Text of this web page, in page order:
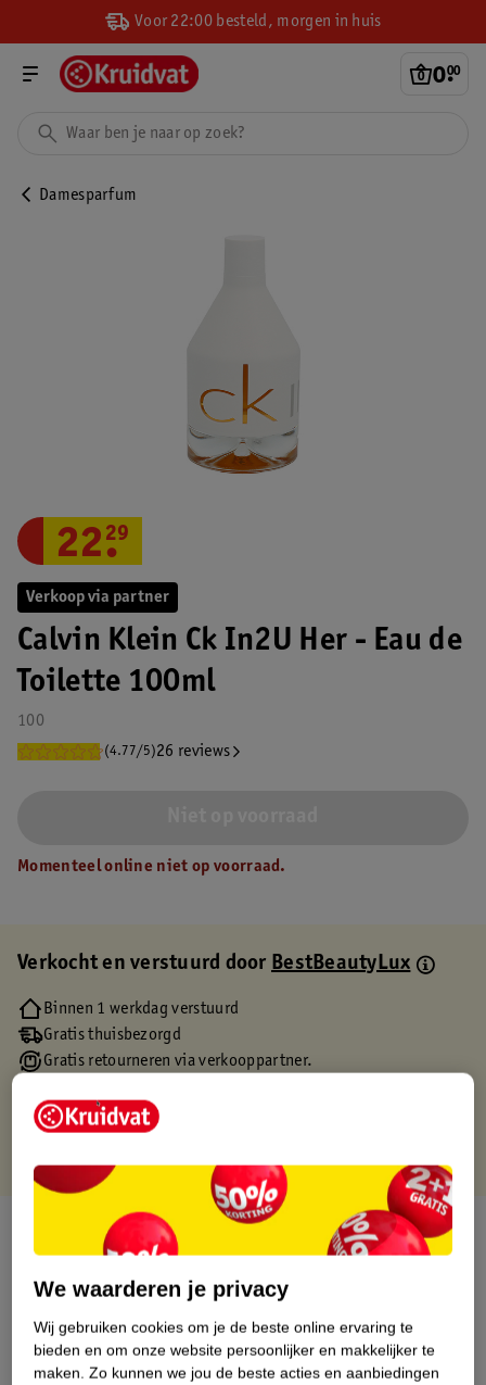
Voor 22:00 besteld, morgen in huis
0.
00
Damesparfum
Verkoop via partner
Calvin Klein Ck In2U Her - Eau de
Toilette 100ml
100
(4.77/5)26 reviews
22.
29
Momenteel online niet op voorraad.
Verkocht en verstuurd doorBestBeautyLux
Binnen 1 werkdag verstuurd
Gratis thuisbezorgd
Gratis retourneren via verkooppartner.
Over dit product
Productinformatie
Etiketinformatie
We waarderen je privacy
Wij gebruiken cookies om je de beste online ervaring te
bieden en om onze website persoonlijker en makkelijker te
maken. Zo kunnen we jou de beste acties en aanbiedingen